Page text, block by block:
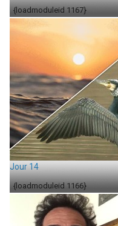
{loadmoduleid 1167}
Jour 14
{loadmoduleid 1166}